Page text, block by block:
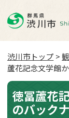
渋川市トップ >
蘆花記念文学館
徳冨蘆花
のバック